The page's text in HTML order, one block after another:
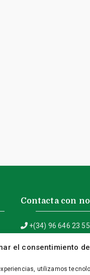
el consentimiento
utilizamos
Contacta con
+(34) 96 646 23 55
C/ Doctor Borrull, 5